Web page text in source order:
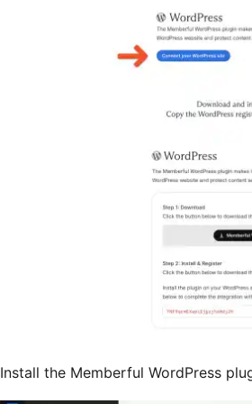
Install the Memberful WordPress